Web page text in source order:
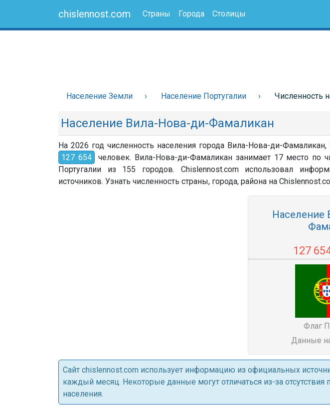
chislennost.com Страны Города Столицы
Население Земли Население Португалии Численность
Население Вила-Нова-ди-Фамаликан
На 2026 год численность населения города Вила-Нова-ди-Фамаликан,
127 654 человек. Вила-Нова-ди-Фамаликан занимает 17 место по
Португалии из 155 городов. Chislennost.com использовал
источников. Узнать численность страны, города, района на
Население
127
Флаг
Данные
Cайт chislennost.com использует информацию из официальных
каждый месяц. Некоторые данные могут отличаться из-за отсутствия
населения.